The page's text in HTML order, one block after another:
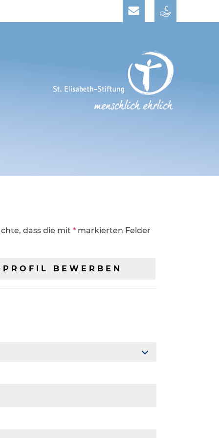
dass die mit *markierten Felder
BEWERBEN